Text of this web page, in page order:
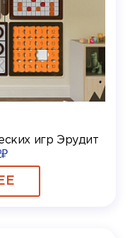
игр Эрудит